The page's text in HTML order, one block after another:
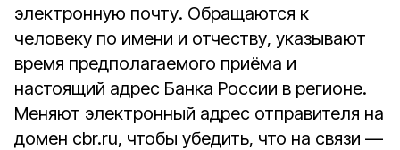
электронную почту. Обращаются к
человеку по имени и отчеству, указывают
время предполагаемого приёма и
настоящий адрес Банка России в регионе.
Меняют электронный адрес отправителя на
домен cbr.ru, чтобы убедить, что на связи —